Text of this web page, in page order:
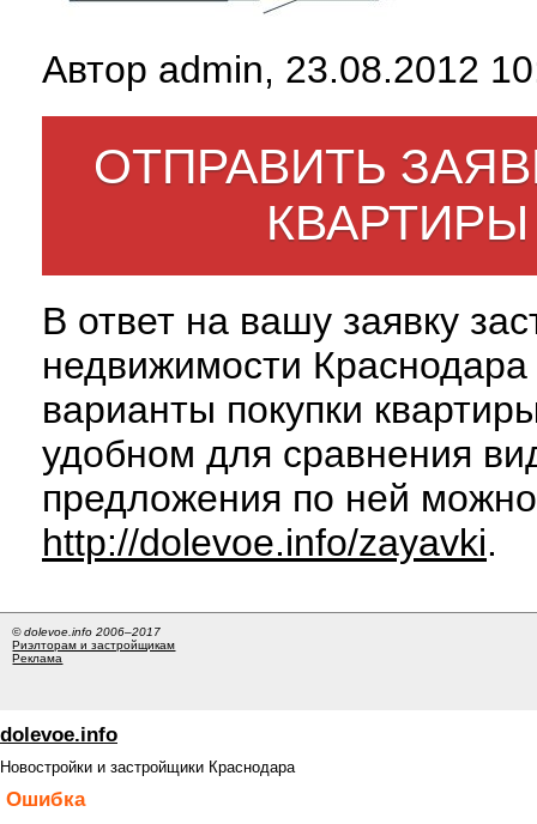
Автор admin, 23.08.2012
ОТПРАВИТЬ
В ответ на вашу заявку
недвижимости
варианты покупки
удобном для сравнения
предложения по ней
http://dolevoe.info/zayavki.
© dolevoe.info 2006–2017
Риэлторам и застройщикам
Реклама
dolevoe.info
Новостройки и застройщики Краснодара
Ошибка